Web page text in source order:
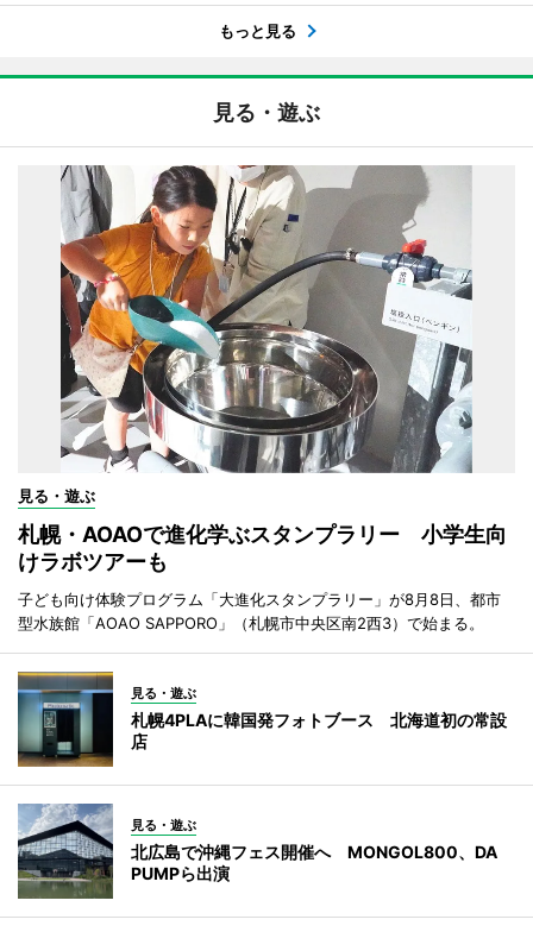
もっと見る
見る・遊ぶ
見る・遊ぶ
札幌・AOAOで進化学ぶスタンプラリー 小学生向
けラボツアーも
子ども向け体験プログラム「大進化スタンプラリー」が8月8日、都市
型水族館「AOAO SAPPORO」（札幌市中央区南2西3）で始まる。
見る・遊ぶ
札幌4PLAに韓国発フォトブース 北海道初の常設
店
見る・遊ぶ
北広島で沖縄フェス開催へ MONGOL800、DA
PUMPら出演